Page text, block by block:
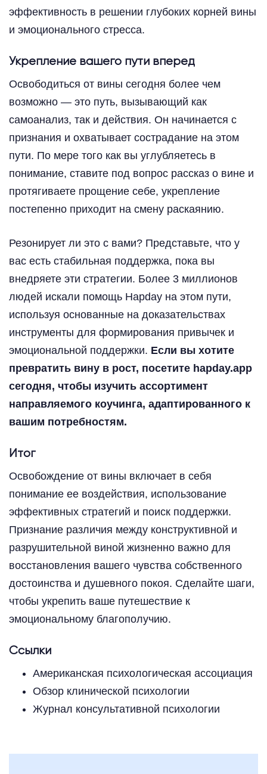
эффективность в решении глубоких корней вины
и эмоционального стресса.
Укрепление вашего пути вперед
Освободиться от вины сегодня более чем
возможно — это путь, вызывающий как
самоанализ, так и действия. Он начинается с
признания и охватывает сострадание на этом
пути. По мере того как вы углубляетесь в
понимание, ставите под вопрос рассказ о вине и
протягиваете прощение себе, укрепление
постепенно приходит на смену раскаянию.
Резонирует ли это с вами? Представьте, что у
вас есть стабильная поддержка, пока вы
внедряете эти стратегии. Более 3 миллионов
людей искали помощь Hapday на этом пути,
используя основанные на доказательствах
инструменты для формирования привычек и
эмоциональной поддержки. Если вы хотите
превратить вину в рост, посетите hapday.app
сегодня, чтобы изучить ассортимент
направляемого коучинга, адаптированного к
вашим потребностям.
Итог
Освобождение от вины включает в себя
понимание ее воздействия, использование
эффективных стратегий и поиск поддержки.
Признание различия между конструктивной и
разрушительной виной жизненно важно для
восстановления вашего чувства собственного
достоинства и душевного покоя. Сделайте шаги,
чтобы укрепить ваше путешествие к
эмоциональному благополучию.
Ссылки
Американская психологическая ассоциация
Обзор клинической психологии
Журнал консультативной психологии